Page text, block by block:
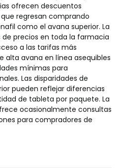
ofrecen descuentos
regresan comprando
como el avana superior. La
precios en toda la farmacia
a las tarifas más
alta avana en línea asequibles
mínimas para
Las disparidades de
pueden reflejar diferencias
de tableta por paquete. La
ocasionalmente consultas
para compradores de